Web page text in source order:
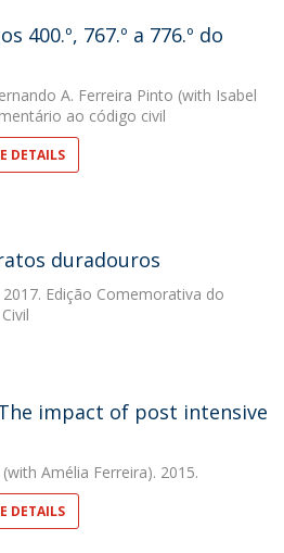
400.º, 767.º a 776.º do
A. Ferreira Pinto (with Isabel
ao código civil
DETAILS
duradouros
2017. Edição Comemorativa do
impact of post intensive
(with Amélia Ferreira). 2015.
DETAILS